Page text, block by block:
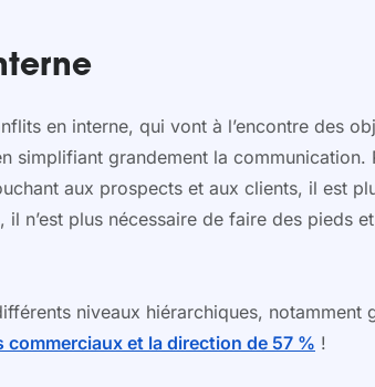
en interne, qui vont à l’encontre des
simplifiant grandement la communication.
aux prospects et aux clients, il est
n’est plus nécessaire de faire des pieds
niveaux hiérarchiques, notamment
commerciaux et la direction de 57 % !